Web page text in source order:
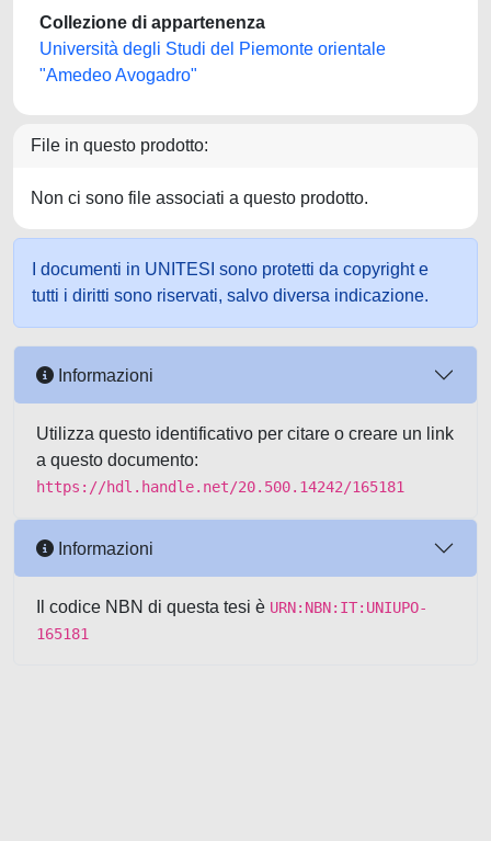
Collezione di appartenenza
Università degli Studi del Piemonte orientale
"Amedeo Avogadro"
File in questo prodotto:
Non ci sono file associati a questo prodotto.
I documenti in UNITESI sono protetti da copyright e
tutti i diritti sono riservati, salvo diversa indicazione.
Informazioni
Utilizza questo identificativo per citare o creare un link
a questo documento:
https://hdl.handle.net/20.500.14242/165181
Informazioni
Il codice NBN di questa tesi è URN:NBN:IT:UNIUPO-
165181